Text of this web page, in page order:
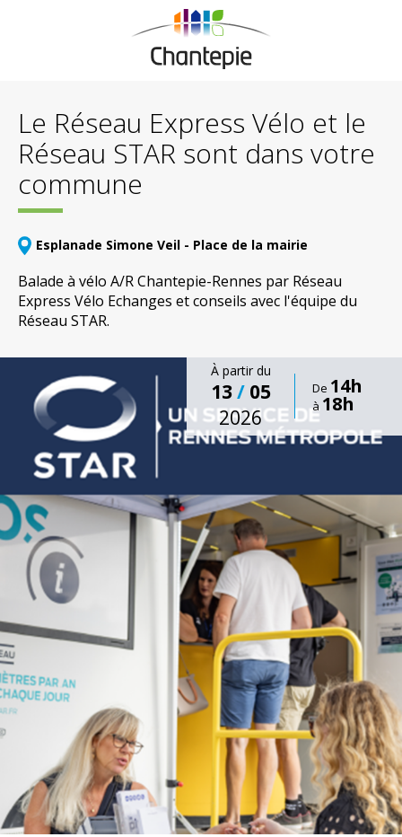
Le Réseau Express Vélo et le
Réseau STAR sont dans votre
commune
Esplanade Simone Veil - Place de la mairie
Balade à vélo A/R Chantepie-Rennes par Réseau
Express Vélo Echanges et conseils avec l'équipe du
Réseau STAR.
À partir du
13/ 05
2026
De 14h
à 18h